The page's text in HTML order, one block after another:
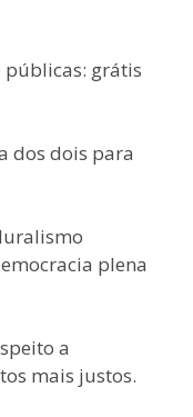
públicas: grátis
dos dois para
plena
a
mais justos.